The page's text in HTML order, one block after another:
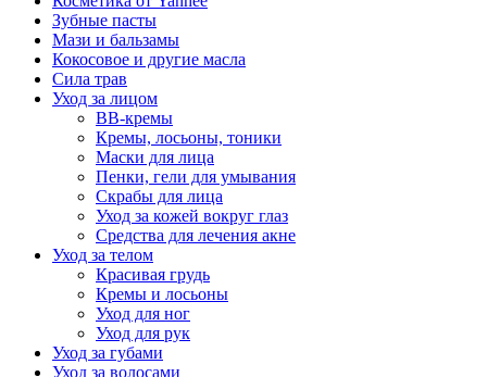
Зубные пасты
Мази и бальзамы
Кокосовое и другие масла
Сила трав
Уход за лицом
BB-кремы
Кремы, лосьоны, тоники
Маски для лица
Пенки, гели для умывания
Скрабы для лица
Уход за кожей вокруг глаз
Средства для лечения акне
Уход за телом
Красивая грудь
Кремы и лосьоны
Уход для ног
Уход для рук
Уход за губами
Уход за волосами